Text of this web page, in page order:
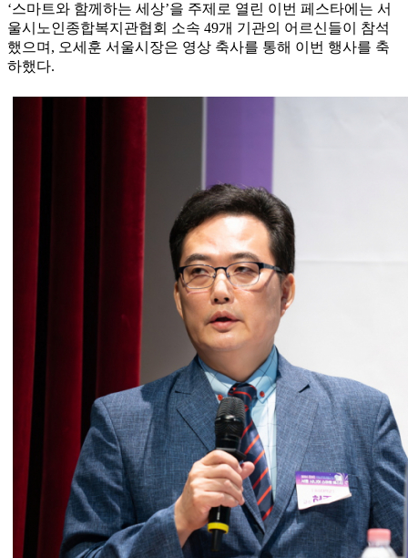
‘스마트와 함께하는 세상’을 주제로 열린 이번 페스타에는 서
울시노인종합복지관협회 소속 49개 기관의 어르신들이 참석
했으며, 오세훈 서울시장은 영상 축사를 통해 이번 행사를 축
하했다.